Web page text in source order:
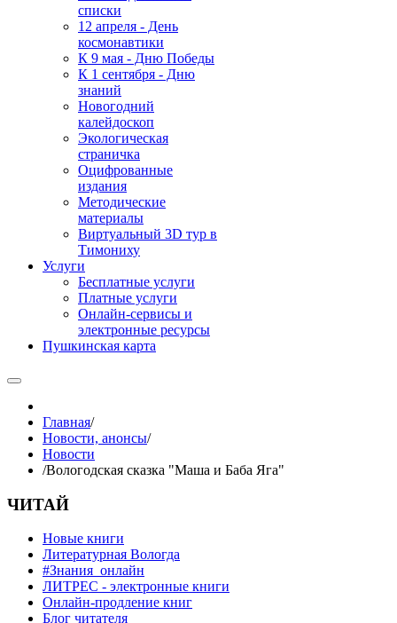
списки
12 апреля - День
космонавтики
К 9 мая - Дню Победы
К 1 сентября - Дню
знаний
Новогодний
калейдоскоп
Экологическая
страничка
Оцифрованные
издания
Методические
материалы
Виртуальный 3D тур в
Тимониху
Услуги
Бесплатные услуги
Платные услуги
Онлайн-сервисы и
электронные ресурсы
Пушкинская карта
Главная/
Новости, анонсы/
Новости
/Вологодская сказка "Маша и Баба Яга"
ЧИТАЙ
Новые книги
Литературная Вологда
#Знания_онлайн
ЛИТРЕС - электронные книги
Онлайн-продление книг
Блог читателя